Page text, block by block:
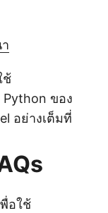
ช้
Python ของ
อย่างเต็มที่
อใช้